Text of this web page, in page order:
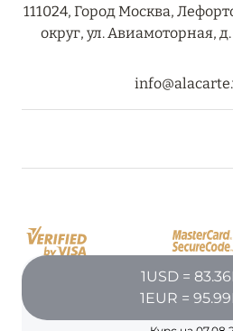
111024, Город Москва,
округ, ул. Авиамоторная,
1USD =
1EUR =